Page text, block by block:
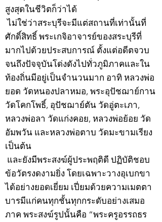
สูงสุดในชีวิตก็ว่าได้
ไม่ใช่ว่าสระบุรีจะมีแต่สถานที่เท่านั้นที่
ศักดิ์สิทธิ์ พระเกจิอาจารย์ของสระบุรีที่
มากไปด้วยประสบการณ์ ตั้งแต่อดีตจวบ
จนถึงปัจจุบันโด่งดังไปทั่วภูมิภาคและใน
ท้องถิ่นมีอยู่เป็นจำนวนมาก อาทิ หลวงพ่อ
ยอด วัดหนองปลาหมอ, พระอุปัชฌาย์กาน
วัดโคกโพธิ์, อุปัชฌาย์ตัน วัดอู่ตะเภา,
หลวงพ่อลา วัดแก่งคอย, หลวงพ่อย้อย วัด
อัมพวัน และหลวงพ่อตาบ วัดมะขามเรียง
เป็นต้น
และยังมีพระสงฆ์ผู้ประพฤติดี ปฏิบัติชอบ
ข้อวัตรงดงามยิ่ง โดยเฉพาะวางอุเบกขา
ได้อย่างยอดเยี่ยม เปี่ยมด้วยความเมตตา
บารมีแก่คนทุกชั้นทุกกระดับอย่างเสมอ
ภาค พระสงฆ์รูปนั้นคือ “พระครูอรรถธร